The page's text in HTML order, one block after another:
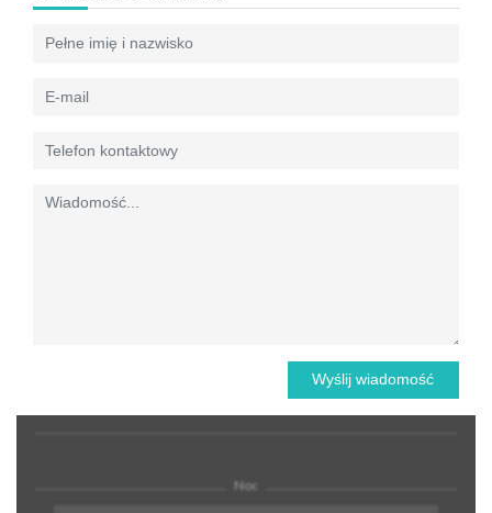
Wyślij wiadomość
Noc